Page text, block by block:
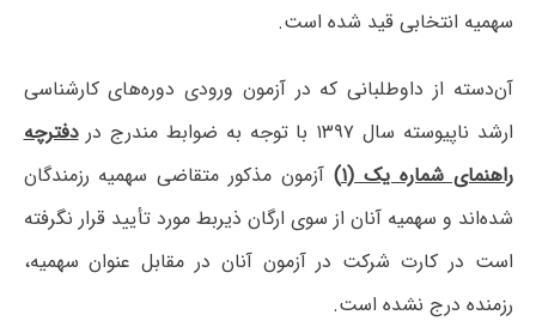
سهمیه انتخابی قید شده است.
آن‌دسته از داوطلبانی که در آزمون ورودی دوره‌های کارشناسی
ارشد ناپیوسته سال ۱۳۹۷ با توجه به ضوابط مندرج در
دفترچه
راهنمای شماره یک (۱) آزمون مذکور متقاضی سهمیه رزمندگان
شده‌اند و سهمیه آنان از سوی ارگان ذیربط مورد تأیید قرار نگرفته
است در کارت شرکت در آزمون آنان در مقابل عنوان سهمیه،
رزمنده درج نشده است.